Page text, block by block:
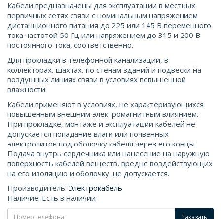
Кабели предназначены для эксплуатации в местных
первичных сетях связи с номинальным напряжением
дистанционного питания до 225 или 145 В переменного
тока частотой 50 Гц или напряжением до 315 и 200 В
постоянного тока, соответственно.
Для прокладки в телефонной канализации, в
коллекторах, шахтах, по стенам зданий и подвески на
воздушных линиях связи в условиях повышенной
влажности.
Кабели применяют в условиях, не характеризующихся
повышенным внешним электромагнитным влиянием.
При прокладке, монтаже и эксплуатации кабелей не
допускается попадание влаги или почвенных
электролитов под оболочку кабеля через его концы.
Подача внутрь сердечника или нанесение на наружную
поверхность кабелей веществ, вредно воздействующих
на его изоляцию и оболочку, не допускается.
Производитель: Электрокабель
Наличие: Есть в наличии
Заказать